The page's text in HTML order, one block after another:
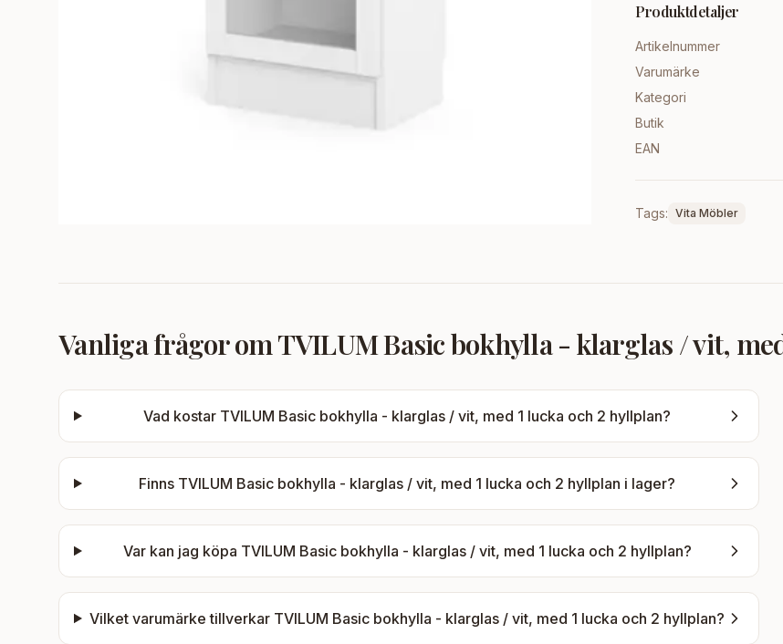
Produktdetaljer
Artikelnummer
Varumärke
Kategori
Butik
EAN
Tags: Vita Möbler
Vanliga frågor omTVILUM Basic bokhylla - klarglas / vit,
Vad kostar TVILUM Basic bokhylla - klarglas / vit, med 1 lucka och 2 hyllplan?
Finns TVILUM Basic bokhylla - klarglas / vit, med 1 lucka och 2 hyllplan i lager?
Var kan jag köpa TVILUM Basic bokhylla - klarglas / vit, med 1 lucka och 2 hyllplan?
Vilket varumärke tillverkar TVILUM Basic bokhylla - klarglas / vit, med 1 lucka och 2 hyllplan?